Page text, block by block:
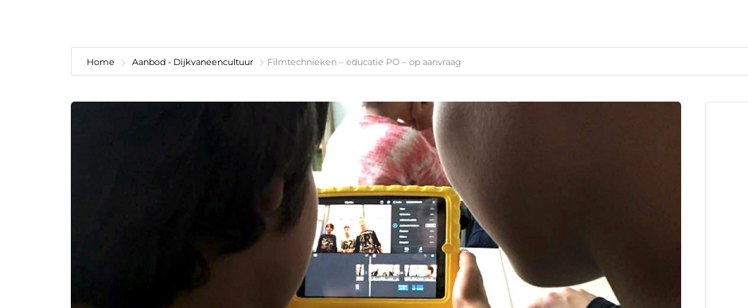
Home Aanbod - Dijkvaneencultuur Filmtechnieken – educatie PO – op aanvraag